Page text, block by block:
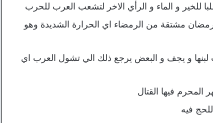
و الماء و الرأي الاخر لتشعب العرب للحرب
مشتقة من الرمضاء اي الحرارة الشديدة وهو
و يجف و البعض يرجع ذلك الي تشول العرب اي
فيها القتال
فيه